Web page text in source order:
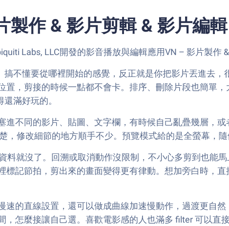
製作 & 影片剪輯 & 影片編輯
Labs, LLC開發的影音播放與編輯應用VN – 影片製作
不懂要從哪裡開始的感覺，反正就是你把影片丟進去
，剪接的時候一點都不會卡。排序、刪除片段也簡單
滿好玩的。
不同的影片、貼圖、文字欄，有時候自己亂疊幾層，
修改細節的地方順手不少。預覽模式給的是全螢幕，
料就沒了。回溯或取消動作沒限制，不小心多剪到也能
記節拍，剪出來的畫面變得更有律動。想加旁白時，
的直線設置，還可以做成曲線加速慢動作，過渡更自
怎麼接讓自己選。喜歡電影感的人也滿多 filter 可以直